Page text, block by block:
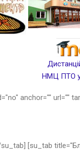
НМЦ ПТО у
anchor="" url=""
su_tab] [su_tab